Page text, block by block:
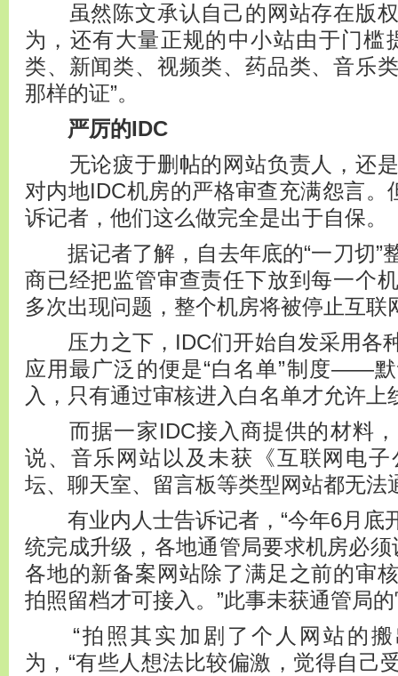
虽然陈文承认自己的网站存在版权
为，还有大量正规的中小站由于门槛
类、新闻类、视频类、药品类、音乐
那样的证”。
严厉的IDC
无论疲于删帖的网站负责人，还是
对内地IDC机房的严格审查充满怨言。
诉记者，他们这么做完全是出于自保。
据记者了解，自去年底的“一刀切”
商已经把监管审查责任下放到每一个
多次出现问题，整个机房将被停止互联
压力之下，IDC们开始自发采用各
应用最广泛的便是“白名单”制度——
入，只有通过审核进入白名单才允许上
而据一家IDC接入商提供的材料，
说、音乐网站以及未获《互联网电
坛、聊天室、留言板等类型网站都无法
有业内人士告诉记者，“今年6月底
统完成升级，各地通管局要求机房必
各地的新备案网站除了满足之前的审
拍照留档才可接入。”此事未获通管局
“拍照其实加剧了个人网站的搬
为，“有些人想法比较偏激，觉得自己